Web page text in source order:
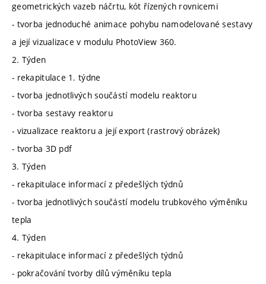
geometrických vazeb náčrtu, kót řízených rovnicemi
- tvorba jednoduché animace pohybu namodelované sestavy
a její vizualizace v modulu PhotoView 360.
2. Týden
- rekapitulace 1. týdne
- tvorba jednotlivých součástí modelu reaktoru
- tvorba sestavy reaktoru
- vizualizace reaktoru a její export (rastrový obrázek)
- tvorba 3D pdf
3. Týden
- rekapitulace informací z předešlých týdnů
- tvorba jednotlivých součástí modelu trubkového výměníku
tepla
4. Týden
- rekapitulace informací z předešlých týdnů
- pokračování tvorby dílů výměníku tepla